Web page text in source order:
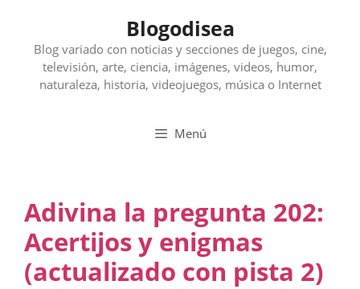
contenido
Blogodisea
Blog variado con noticias y secciones de juegos, cine,
televisión, arte, ciencia, imágenes, videos, humor,
naturaleza, historia, videojuegos, música o Internet
Menú
Adivina la pregunta 202:
Acertijos y enigmas
(actualizado con pista 2)